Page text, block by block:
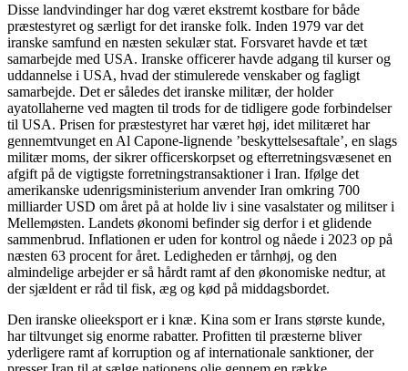
Disse landvindinger har dog været ekstremt kostbare for både
præstestyret og særligt for det iranske folk. Inden 1979 var det
iranske samfund en næsten sekulær stat. Forsvaret havde et tæt
samarbejde med USA. Iranske officerer havde adgang til kurser og
uddannelse i USA, hvad der stimulerede venskaber og fagligt
samarbejde. Det er således det iranske militær, der holder
ayatollaherne ved magten til trods for de tidligere gode forbindelser
til USA. Prisen for præstestyret har været høj, idet militæret har
gennemtvunget en Al Capone-lignende ’beskyttelsesaftale’, en slags
militær moms, der sikrer officerskorpset og efterretningsvæsenet en
afgift på de vigtigste forretningstransaktioner i Iran. Ifølge det
amerikanske udenrigsministerium anvender Iran omkring 700
milliarder USD om året på at holde liv i sine vasalstater og militser i
Mellemøsten. Landets økonomi befinder sig derfor i et glidende
sammenbrud. Inflationen er uden for kontrol og nåede i 2023 op på
næsten 63 procent for året. Ledigheden er tårnhøj, og den
almindelige arbejder er så hårdt ramt af den økonomiske nedtur, at
der sjældent er råd til fisk, æg og kød på middagsbordet.
Den iranske olieeksport er i knæ. Kina som er Irans største kunde,
har tiltvunget sig enorme rabatter. Profitten til præsterne bliver
yderligere ramt af korruption og af internationale sanktioner, der